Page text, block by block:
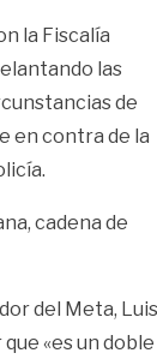
la Fiscalía
las
de
en contra de la
cadena de
del Meta, Luis
«es un doble